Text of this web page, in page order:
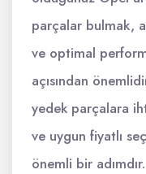
parçalar bulmak,
ve optimal
açısından
yedek parçalara
ve uygun fiyatlı
önemli bir adımdır.